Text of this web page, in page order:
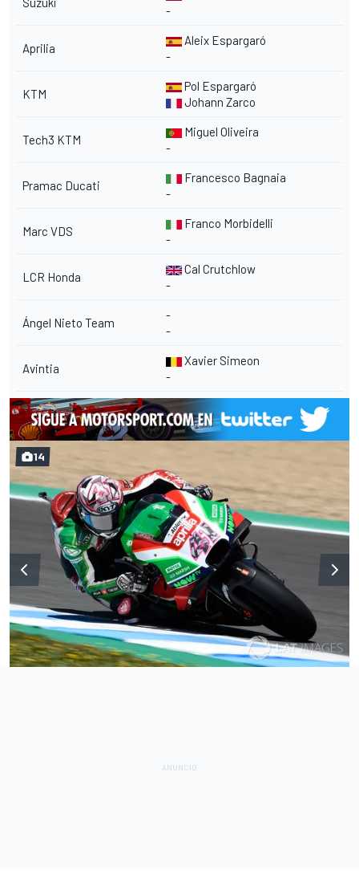
-
Aprilia
Aleix Espargaró
-
KTM
Pol Espargaró
Johann Zarco
Tech3 KTM
Miguel Oliveira
-
Pramac Ducati
Francesco Bagnaia
-
Marc VDS
Franco Morbidelli
-
LCR Honda
Cal Crutchlow
-
Ángel Nieto Team
-
-
Avintia
Xavier Simeon
-
14